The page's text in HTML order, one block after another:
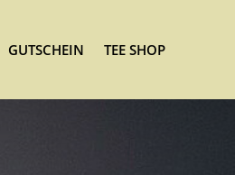
GUTSCHEIN TEE SHOP